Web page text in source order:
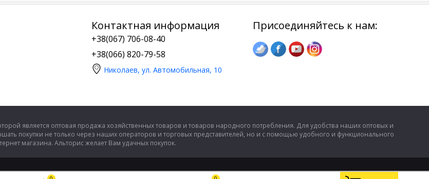
Контактная информация
+38(067) 706-08-40
+38(066) 820-79-58
Николаев, ул. Автомобильная, 10
Присоединяйтесь к нам:
является оптовая продажа хозяйственных товаров и товаров народного потребления. Для удобства наших оптовых и
покупки не только через наших операторов и торговых представителей, но и с помощью удобного и функционального
магазина. Альторис желает Вам удачных покупок.